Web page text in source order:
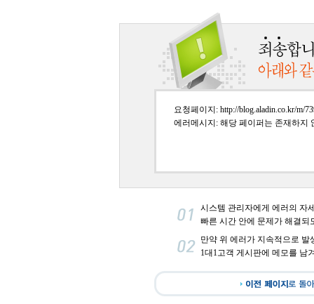
요청페이지: http://blog.aladin.co.kr/m/
에러메시지: 해당 페이퍼는 존재하지
시스템 관리자에게 에러의 자
빠른 시간 안에 문제가 해결되
만약 위 에러가 지속적으로
1대1고객 게시판에 메모를 남